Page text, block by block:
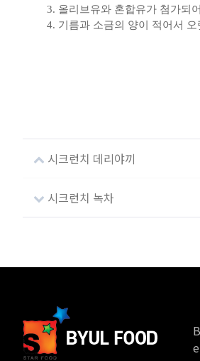
올리브유와 혼합유가 첨가되
기름과 소금의 양이 적어서
시크런치 데리야끼
시크런치 녹차